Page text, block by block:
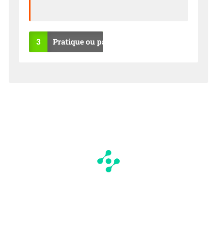
3 Pratique ou pas ?